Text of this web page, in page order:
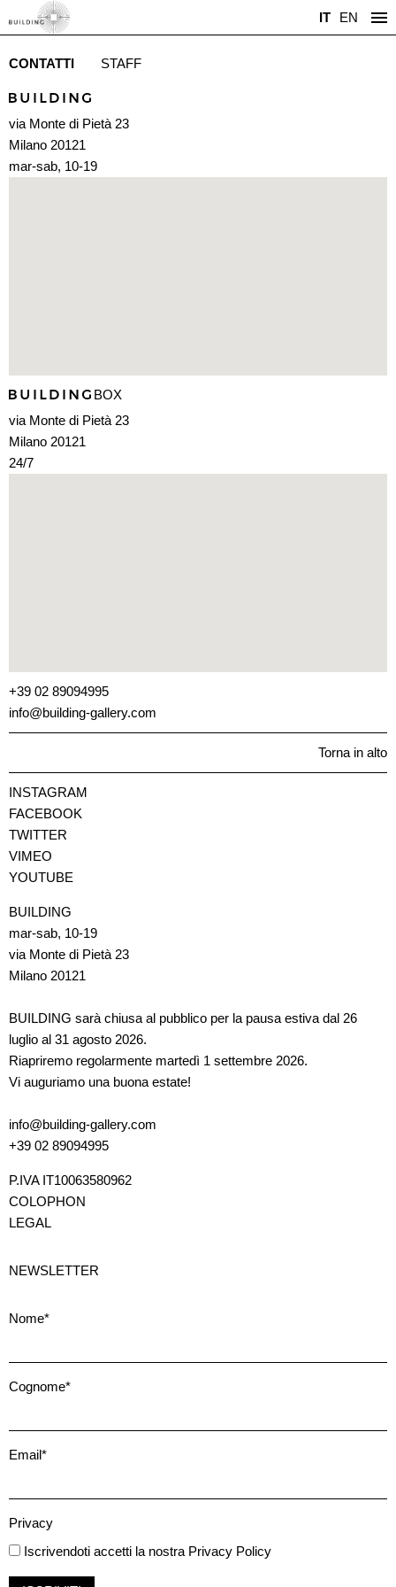
IT EN
CONTATTI STAFF
via Monte di Pietà 23
Milano 20121
mar-sab, 10-19
BOX
via Monte di Pietà 23
Milano 20121
24/7
+39 02 89094995
info@building-gallery.com
Torna in alto
INSTAGRAM
FACEBOOK
TWITTER
VIMEO
YOUTUBE
BUILDING
mar-sab, 10-19
via Monte di Pietà 23
Milano 20121
BUILDING sarà chiusa al pubblico per la pausa estiva dal 26
luglio al 31 agosto 2026.
Riapriremo regolarmente martedì 1 settembre 2026.
Vi auguriamo una buona estate!
info@building-gallery.com
+39 02 89094995
P.IVA IT10063580962
COLOPHON
LEGAL
NEWSLETTER
Nome*
Cognome*
Email*
Privacy
Iscrivendoti accetti la nostra Privacy Policy